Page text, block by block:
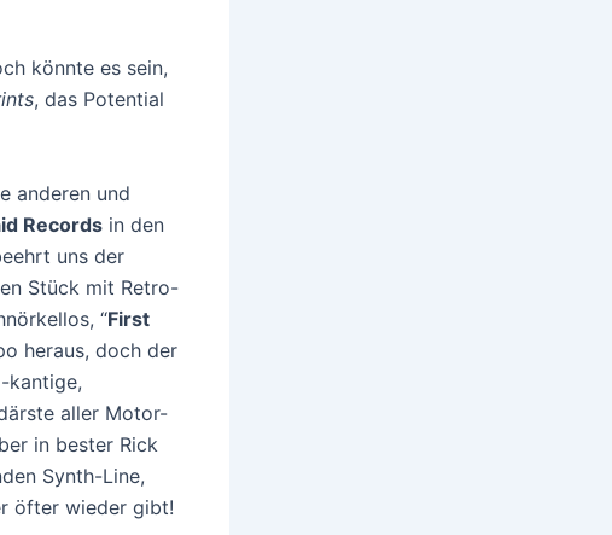
könnte es sein,
, das Potential
anderen und
Records in den
uns der
Stück mit Retro-
“First
heraus, doch der
kantige,
aller Motor-
in bester Rick
Synth-Line,
öfter wieder gibt!